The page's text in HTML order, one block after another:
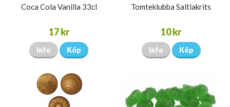
Coca Cola Vanilla 33cl
17 kr
Info Köp
Tomteklubba Saltlakrits
10 kr
Info Köp